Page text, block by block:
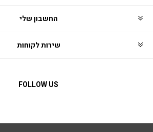
החשבון שלי
שירות לקוחות
FOLLOW US